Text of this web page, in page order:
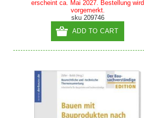
erscheint ca. Mai 2027. Bestellung wird
vorgemerkt.
sku 209746
ADD TO CART